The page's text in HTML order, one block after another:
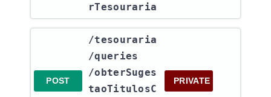
rTesouraria
POST
​/tesouraria​
/queries​
/obterSuges
taoTitulosC
PRIVATE